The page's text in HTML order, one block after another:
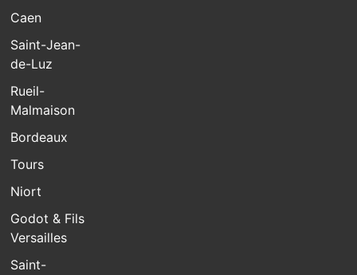
Caen
Saint-Jean-
de-Luz
Rueil-
Malmaison
Bordeaux
Tours
Niort
Godot & Fils
Versailles
Saint-